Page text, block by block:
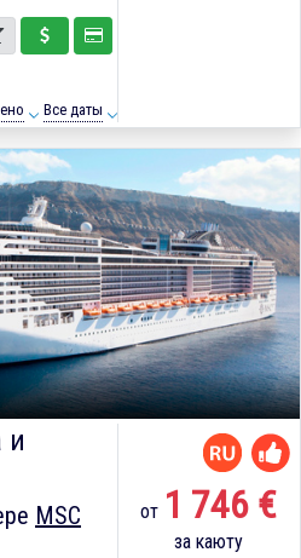
Все даты
и
MSC
от 1 746 €
за каюту